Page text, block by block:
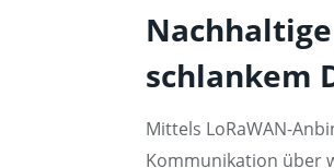
schlankem
Mittels LoRaWAN-
Kommunikation über